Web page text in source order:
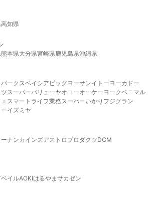
高知県
熊本県大分県宮崎県鹿児島県沖縄県
ークスベイシア ビッグヨーサンイトーヨーカドー
スーパーバリューヤオコーオーケー ヨークベニマル
エスマート ライフ業務スーパーいかり フジグラン
イズミヤ
ーナンカインズアストロプロダクツDCM
ベイルAOKIはるやま サカゼン